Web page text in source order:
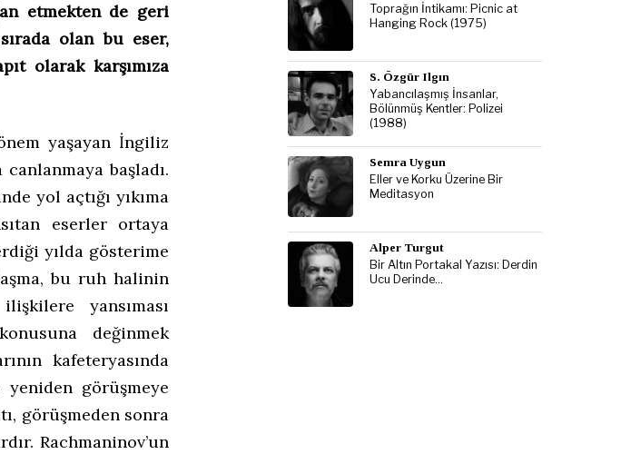
etmekten de geri
olan bu eser,
olarak karşımıza
yaşayan İngiliz
başladı.
yol açtığı yıkıma
eserler ortaya
yılda gösterime
bu ruh halinin
yansıması
değinmek
kafeteryasında
görüşmeye
görüşmeden sonra
Rachmaninov’un
Toprağın İntikamı: Picnic at
Hanging Rock (1975)
S. Özgür Ilgın
Yabancılaşmış İnsanlar,
Bölünmüş Kentler: Polizei
(1988)
Semra Uygun
Eller ve Korku Üzerine Bir
Meditasyon
Alper Turgut
Bir Altın Portakal Yazısı: Derdin
Ucu Derinde…